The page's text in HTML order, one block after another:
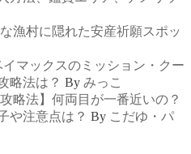
漁村に隠れた安産祈願スポッ
マックスのミッション・クー
略法は？ By みっこ
略法】何両目が一番近いの？
や注意点は？ By こだゆ・パ